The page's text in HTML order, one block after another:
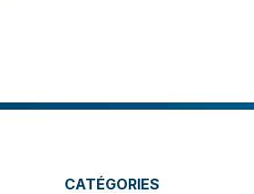
CATÉGORIES